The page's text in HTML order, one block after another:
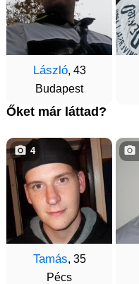
László, 43
Budapest
Őket már láttad?
Tamás, 35
Pécs
4